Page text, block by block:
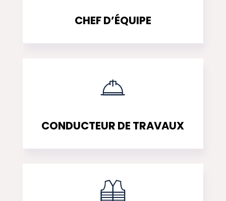
CHEF D’ÉQUIPE
CONDUCTEUR DE TRAVAUX